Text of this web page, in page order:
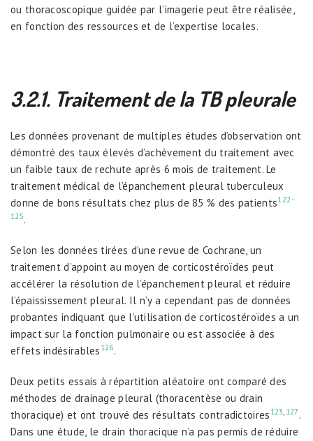
ou thoracoscopique guidée par l’imagerie peut être réalisée,
en fonction des ressources et de l’expertise locales.
3.2.1. Traitement de la TB pleurale
Les données provenant de multiples études d’observation ont
démontré des taux élevés d’achèvement du traitement avec
un faible taux de rechute après 6 mois de traitement. Le
traitement médical de l’épanchement pleural tuberculeux
donne de bons résultats chez plus de 85 % des patients122–
125.
Selon les données tirées d’une revue de Cochrane, un
traitement d’appoint au moyen de corticostéroïdes peut
accélérer la résolution de l’épanchement pleural et réduire
l’épaississement pleural. Il n’y a cependant pas de données
probantes indiquant que l’utilisation de corticostéroïdes a un
impact sur la fonction pulmonaire ou est associée à des
effets indésirables 126.
Deux petits essais à répartition aléatoire ont comparé des
méthodes de drainage pleural (thoracentèse ou drain
thoracique) et ont trouvé des résultats contradictoires 123, 127 .
Dans une étude, le drain thoracique n’a pas permis de réduire